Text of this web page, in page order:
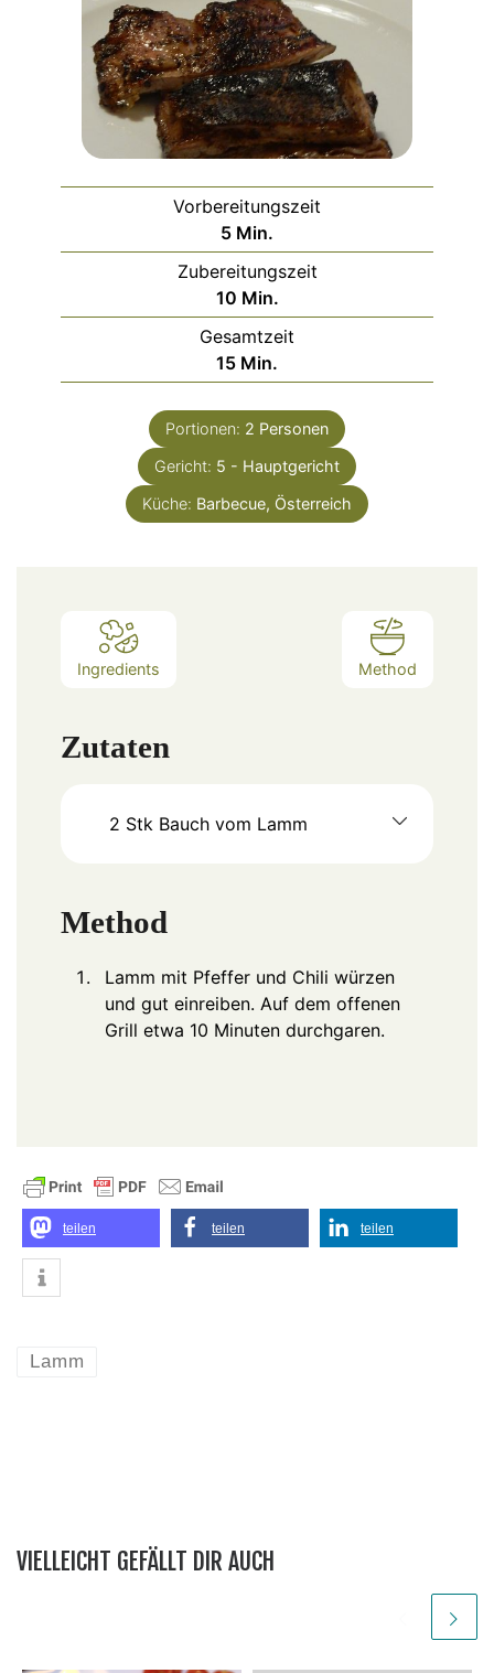
Vorbereitungszeit
5Minuten
Min.
Zubereitungszeit
10Minuten
Min.
Gesamtzeit
15Minuten
Min.
Portionen: 2 Personen
Gericht: 5 - Hauptgericht
Küche: Barbecue, Österreich
Ingredients Method
Zutaten
2 Stk Bauch vom Lamm
Method
Lamm mit Pfeffer und Chili würzen
und gut einreiben. Auf dem offenen
Grill etwa 10 Minuten durchgaren.
teilen teilen teilen
Lamm
VIELLEICHT GEFÄLLT DIR AUCH